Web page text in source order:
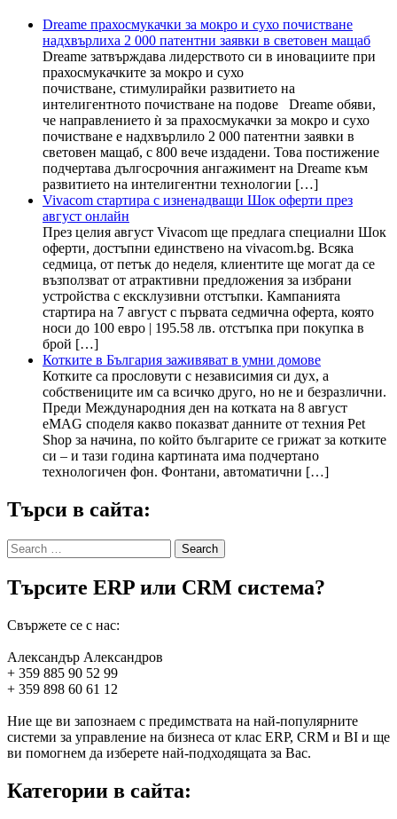
Dreame прахосмукачки за мокро и сухо почистване
надхвърлиха 2 000 патентни заявки в световен мащаб
Dreame затвърждава лидерството си в иновациите при
прахосмукачките за мокро и сухо
почистване, стимулирайки развитието на
интелигентното почистване на подове Dreame обяви,
че направлението ѝ за прахосмукачки за мокро и сухо
почистване е надхвърлило 2 000 патентни заявки в
световен мащаб, с 800 вече издадени. Това постижение
подчертава дългосрочния ангажимент на Dreame към
развитието на интелигентни технологии […]
Vivacom стартира с изненадващи Шок оферти през
август онлайн
През целия август Vivacom ще предлага специални Шок
оферти, достъпни единствено на vivacom.bg. Всяка
седмица, от петък до неделя, клиентите ще могат да се
възползват от атрактивни предложения за избрани
устройства с ексклузивни отстъпки. Кампанията
стартира на 7 август с първата седмична оферта, която
носи до 100 евро | 195.58 лв. отстъпка при покупка в
брой […]
Котките в България заживяват в умни домове
Котките са прословути с независимия си дух, а
собствениците им са всичко друго, но не и безразлични.
Преди Международния ден на котката на 8 август
eMAG споделя какво показват данните от техния Pet
Shop за начина, по който българите се грижат за котките
си – и тази година картината има подчертано
технологичен фон. Фонтани, автоматични […]
Търси в сайта:
Search
for:
Търсите ERP или CRM система?
Свържете се с нас:
Александър Александров
+ 359 885 90 52 99
+ 359 898 60 61 12
Ние ще ви запознаем с предимствата на най-популярните
системи за управление на бизнеса от клас ERP, CRM и BI и ще
ви помогнем да изберете най-подходящата за Вас.
Категории в сайта: